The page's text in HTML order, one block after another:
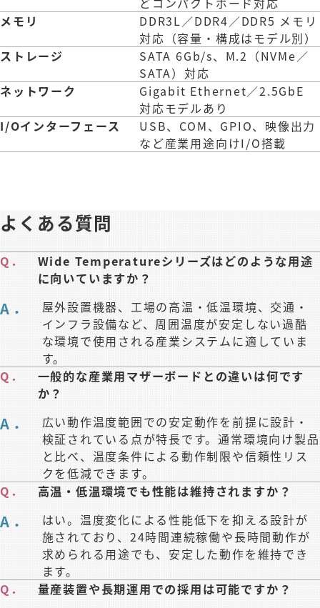
メモリ
DDR3L／DDR4／DDR5 メモリ
対応（容量・構成はモデル別）
ストレージ
SATA 6Gb/s、M.2（NVMe／
SATA）対応
ネットワーク
Gigabit Ethernet／2.5GbE
対応モデルあり
I/Oインターフェース
USB、COM、GPIO、映像出力
など産業用途向けI/O搭載
よくある質問
Q．
Wide Temperatureシリーズはどのような用途
に向いていますか？
A．
屋外設置機器、工場の高温・低温環境、交通・
インフラ設備など、周囲温度が安定しない過酷
な環境で使用される産業システムに適していま
す。
Q．
一般的な産業用マザーボードとの違いは何です
か？
A．
広い動作温度範囲での安定動作を前提に設計・
検証されている点が特長です。通常環境向け製品
と比べ、温度条件による動作制限や信頼性リス
クを低減できます。
Q．
高温・低温環境でも性能は維持されますか？
A．
はい。温度変化による性能低下を抑える設計が
施されており、24時間連続稼働や長時間動作が
求められる用途でも、安定した動作を維持でき
ます。
Q．
量産装置や長期運用での採用は可能ですか？